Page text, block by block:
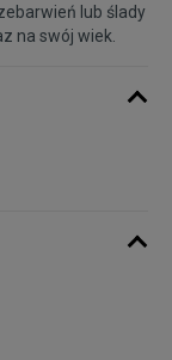
o dostępnościlub ślady
na swój wiek.